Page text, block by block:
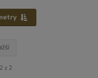
z 2